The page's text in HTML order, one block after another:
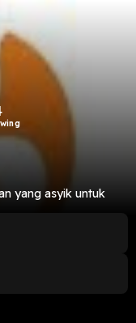
yang asyik untuk